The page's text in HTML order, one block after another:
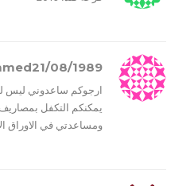
08/1989/
ارجوكم ساعدوني ليس
يمكنكم التكفل
ومساعدتي في الاوراق